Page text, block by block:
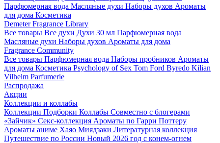
Парфюмерная вода Масляные духи Наборы духов Ароматы
для дома Косметика
Demeter Fragrance Library
Все товары Все духи Духи 30 мл Парфюмерная вода
Масляные духи Наборы духов Ароматы для дома
Fragrance Community
Все товары Парфюмерная вода Наборы пробников Ароматы
для дома Косметика Psychology of Sex Tom Ford Byredo Kilian
Vilhelm Parfumerie
Распродажа
Акции
Коллекции и коллабы
Коллекции Подборки Коллабы Совместно с блогерами
«Зайчик» Секс-коллекция Ароматы по Гарри Поттеру
Ароматы аниме Хаяо Миядзаки Литературная коллекция
Путешествие по России Новый 2026 год с конем-огнем